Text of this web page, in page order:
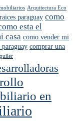
Arquitectura Eco
paraguay como
esta el
casa como vender mi
comprar una
en